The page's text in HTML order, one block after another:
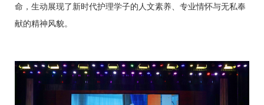
命，生动展现了新时代护理学子的人文素养、专业情怀与无私奉
献的精神风貌。